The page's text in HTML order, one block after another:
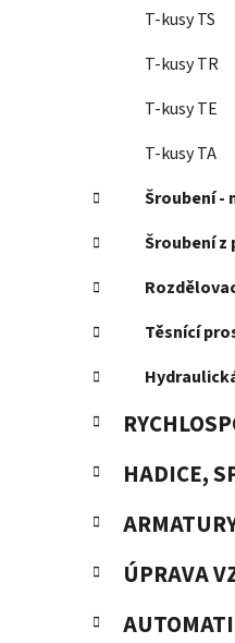
T-kusy TS
T-kusy TR
T-kusy TE
T-kusy TA
Šroubení -
Šroubení
Těsnící
HADICE,
ÚPRAVA